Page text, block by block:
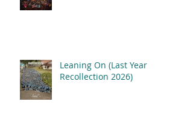
Leaning On (Last Year
Recollection 2026)